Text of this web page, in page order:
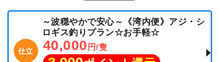
仕立
～波穏やかで安心～《湾内便》アジ・シ
ロギス釣りプラン☆お手軽☆
40,000 円/隻